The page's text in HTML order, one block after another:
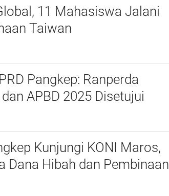
11 Mahasiswa Jalani
Taiwan
Pangkep: Ranperda
APBD 2025 Disetujui
Kunjungi KONI Maros,
Dana Hibah dan Pembinaan